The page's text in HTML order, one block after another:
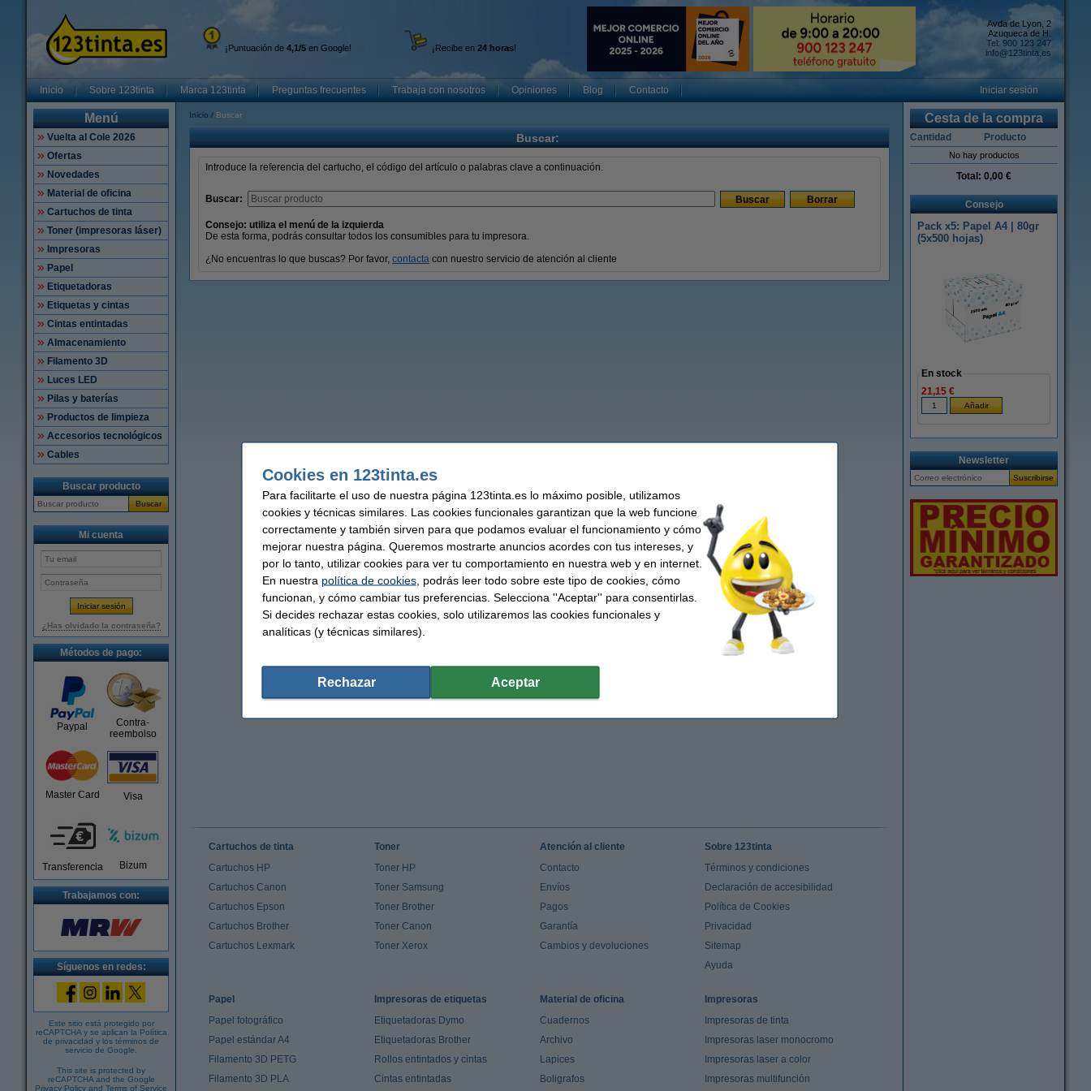
¡Puntuación de 4,1/5 en Google! ¡Recibe en 24 horas!
Avda de Lyon, 2
Azuqueca de H.
Tel: 900 123 247
info@123tinta.es
Inicio Sobre 123tinta Marca 123tinta Preguntas frecuentes Trabaja con nosotros Opiniones Blog Contacto Iniciar sesión
Menú
Vuelta al Cole 2026
Ofertas
Novedades
Material de oficina
Cartuchos de tinta
Toner (impresoras láser)
Impresoras
Papel
Etiquetadoras
Etiquetas y cintas
Cintas entintadas
Almacenamiento
Filamento 3D
Luces LED
Pilas y baterías
Productos de limpieza
Accesorios tecnológicos
Cables
Buscar producto
Buscar
Mi cuenta
¿Has olvidado la contraseña?
Métodos de pago:
Paypal
Contra-
reembolso
Master Card Visa
Transferencia Bizum
Trabajamos con:
Síguenos en redes:
Este sitio está protegido por
reCAPTCHA y se aplican la Política
de privacidad y los términos de
servicio de Google
This site is protected by
reCAPTCHA and the Google
Privacy Policy and Terms of Service
Inicio Buscar
Buscar:
Introduce la referencia del cartucho, el código del artículo o palabras clave a continuación.
Buscar: Buscar Borrar
Consejo: utiliza el menú de la izquierda
De esta forma, podrás consultar todos los consumibles para tu impresora.
¿No encuentras lo que buscas? Por favor, contacta con nuestro servicio de atención al cliente
Cesta de la compra
Cantidad Producto
No hay productos
Total: 0,00 €
Consejo
Pack x5: Papel A4 | 80gr
(5x500 hojas)
En stock
21,15 €
Newsletter
Cartuchos de tinta
Cartuchos HP
Cartuchos Canon
Cartuchos Epson
Cartuchos Brother
Cartuchos Lexmark
Toner
Toner HP
Toner Samsung
Toner Brother
Toner Canon
Toner Xerox
Atención al cliente
Contacto
Envíos
Pagos
Garantía
Cambios y devoluciones
Sobre 123tinta
Términos y condiciones
Declaración de accesibilidad
Política de Cookies
Privacidad
Sitemap
Ayuda
Papel
Papel fotográfico
Papel estándar A4
Filamento 3D PETG
Filamento 3D PLA
Impresoras de etiquetas
Etiquetadoras Dymo
Etiquetadoras Brother
Rollos entintados y cintas
Cintas entintadas
Material de oficina
Cuadernos
Archivo
Lapices
Boligrafos
Impresoras
Impresoras de tinta
Impresoras laser monocromo
Impresoras laser a color
Impresoras multifunción
Cookies en 123tinta.es
Para facilitarte el uso de nuestra página 123tinta.es lo máximo posible, utilizamos
cookies y técnicas similares. Las cookies funcionales garantizan que la web funcione
correctamente y también sirven para que podamos evaluar el funcionamiento y cómo
mejorar nuestra página. Queremos mostrarte anuncios acordes con tus intereses, y
por lo tanto, utilizar cookies para ver tu comportamiento en nuestra web y en internet.
En nuestra política de cookies, podrás leer todo sobre este tipo de cookies, cómo
funcionan, y cómo cambiar tus preferencias. Selecciona ''Aceptar'' para consentirlas.
Si decides rechazar estas cookies, solo utilizaremos las cookies funcionales y
analíticas (y técnicas similares).
Rechazar Aceptar